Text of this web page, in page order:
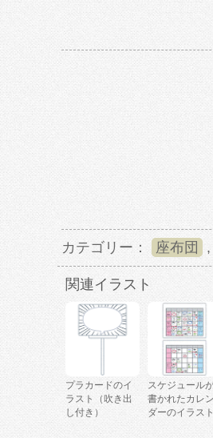
カテゴリー： 座布団 ,
関連イラスト
プラカードのイ
ラスト（吹き出
し付き）
スケジュール
書かれたカレン
ダーのイラスト